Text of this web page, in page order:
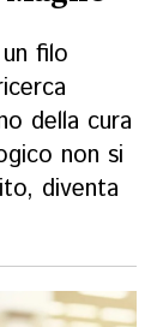
filo
della cura
non si
diventa